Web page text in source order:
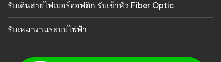
รับเดินสายไฟเบอร์ออฟติก รับเข้าหัว Fiber Optic
รับเหมางานระบบไฟฟ้า